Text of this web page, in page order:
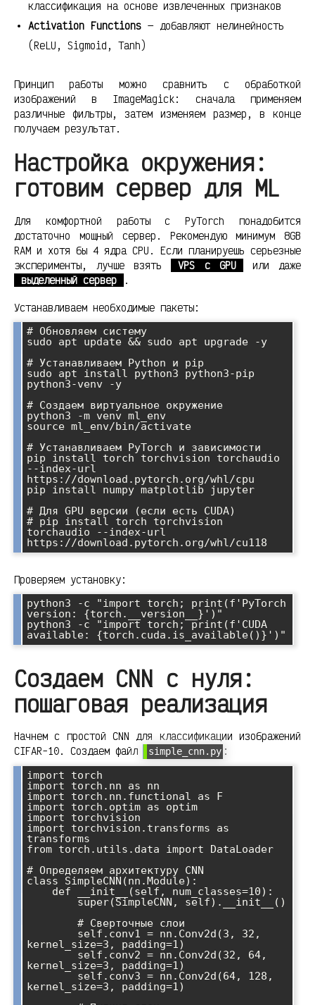
классификация на основе извлеченных признаков
Activation Functions— добавляют нелинейность
(ReLU, Sigmoid, Tanh)
Принцип работы можно сравнить с обработкой
изображений в ImageMagick: сначала применяем
различные фильтры, затем изменяем размер, в конце
получаем результат.
Настройка окружения:
готовим сервер для ML
Для комфортной работы с PyTorch понадобится
достаточно мощный сервер. Рекомендую минимум 8GB
RAM и хотя бы 4 ядра CPU. Если планируешь серьезные
эксперименты, лучше взять
VPS с GPU
или даже
выделенный сервер
.
Устанавливаем необходимые пакеты:
# Обновляем систему
sudo apt update && sudo apt upgrade -y
# Устанавливаем Python и pip
sudo apt install python3 python3-pip
python3-venv -y
# Создаем виртуальное окружение
python3 -m venv ml_env
source ml_env/bin/activate
# Устанавливаем PyTorch и зависимости
pip install torch torchvision torchaudio
--index-url
https://download.pytorch.org/whl/cpu
pip install numpy matplotlib jupyter
# Для GPU версии (если есть CUDA)
# pip install torch torchvision
torchaudio --index-url
Проверяем установку:
python3 -c "import torch; print(f'PyTorch
version: {torch.__version__}')"
python3 -c "import torch; print(f'CUDA
Создаем CNN с нуля:
пошаговая реализация
Начнем с простой CNN для классификации изображений
CIFAR-10. Создаем файл
simple_cnn.py :
import torch
import torch.nn as nn
import torch.nn.functional as F
import torch.optim as optim
import torchvision
import torchvision.transforms as
transforms
from torch.utils.data import DataLoader
# Определяем архитектуру CNN
class SimpleCNN(nn.Module):
kernel_size=3, padding=1)
kernel_size=3, padding=1)
kernel_size=3, padding=1)